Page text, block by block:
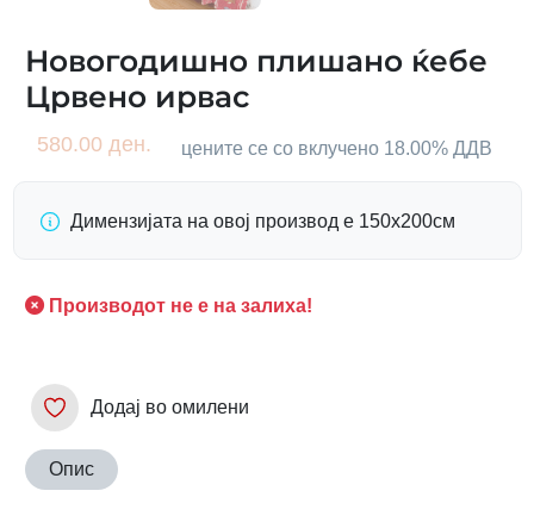
Новогодишно плишано ќебе
Црвено ирвас
580.00 ден. цените се со вклучено 18.00% ДДВ
Димензијата на овој производ е 150х200см
Производот не е на залиха!
Додај во омилени
Опис